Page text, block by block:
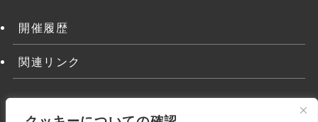
開催履歴
関連リンク